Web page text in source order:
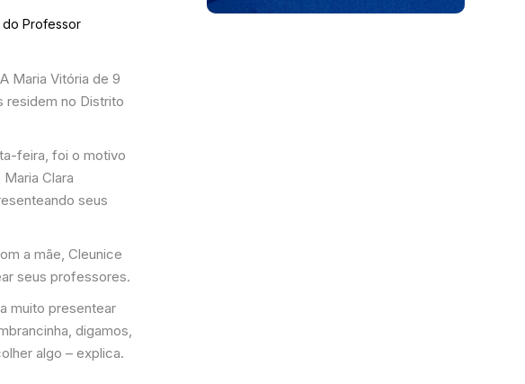
Maria Vitória de 9
residem no Distrito
feira, foi o motivo
Clara
seus
a mãe, Cleunice
seus professores.
muito presentear
digamos,
algo – explica.